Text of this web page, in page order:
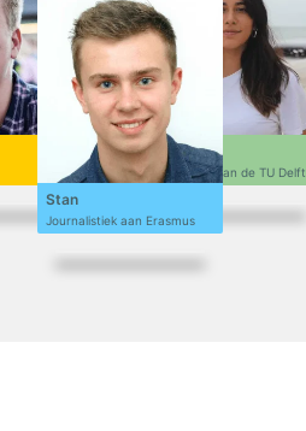
Sofi
Ontwerpen aan de TU Delft
Stan
Journalistiek aan Erasmus